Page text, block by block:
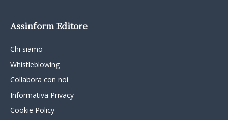
Assinform Editore
Chi siamo
Whistleblowing
Collabora con noi
Informativa Privacy
Cookie Policy